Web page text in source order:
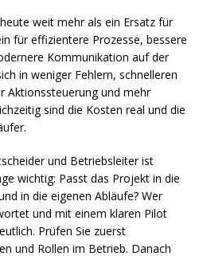
weit mehr als ein Ersatz für
für effizientere Prozesse, bessere
Kommunikation auf der
in weniger Fehlern, schnelleren
Aktionssteuerung und mehr
sind die Kosten real und die
und Betriebsleiter ist
wichtig: Passt das Projekt in die
in die eigenen Abläufe? Wer
und mit einem klaren Pilot
Prüfen Sie zuerst
und Rollen im Betrieb. Danach